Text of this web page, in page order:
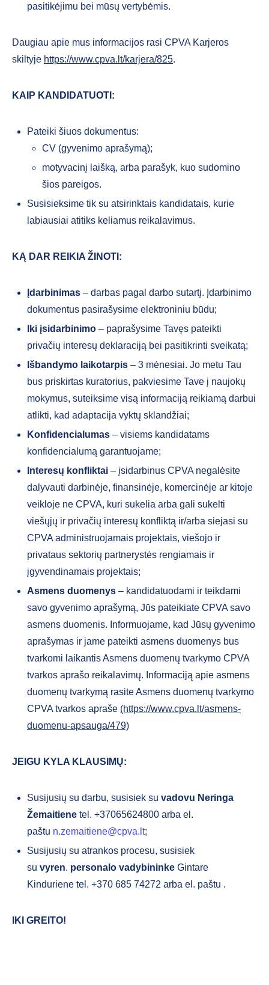
pasitikėjimu bei mūsų vertybėmis.
Daugiau apie mus informacijos rasi CPVA Karjeros
skiltyje https://www.cpva.lt/karjera/825.
KAIP KANDIDATUOTI:
Pateiki šiuos dokumentus:
CV (gyvenimo aprašymą);
motyvacinį laišką, arba parašyk, kuo sudomino
šios pareigos.
Susisieksime tik su atsirinktais kandidatais, kurie
labiausiai atitiks keliamus reikalavimus.
KĄ DAR REIKIA ŽINOTI:
Įdarbinimas – darbas pagal darbo sutartį. Įdarbinimo
dokumentus pasirašysime elektroniniu būdu;
Iki įsidarbinimo – paprašysime Tavęs pateikti
privačių interesų deklaraciją bei pasitikrinti sveikatą;
Išbandymo laikotarpis – 3 mėnesiai. Jo metu Tau
bus priskirtas kuratorius, pakviesime Tave į naujokų
mokymus, suteiksime visą informaciją reikiamą darbui
atlikti, kad adaptacija vyktų sklandžiai;
Konfidencialumas – visiems kandidatams
konfidencialumą garantuojame;
Interesų konfliktai – įsidarbinus CPVA negalėsite
dalyvauti darbinėje, finansinėje, komercinėje ar kitoje
veikloje ne CPVA, kuri sukelia arba gali sukelti
viešųjų ir privačių interesų konfliktą ir/arba siejasi su
CPVA administruojamais projektais, viešojo ir
privataus sektorių partnerystės rengiamais ir
įgyvendinamais projektais;
Asmens duomenys – kandidatuodami ir teikdami
savo gyvenimo aprašymą, Jūs pateikiate CPVA savo
asmens duomenis. Informuojame, kad Jūsų gyvenimo
aprašymas ir jame pateikti asmens duomenys bus
tvarkomi laikantis Asmens duomenų tvarkymo CPVA
tvarkos aprašo reikalavimų. Informaciją apie asmens
duomenų tvarkymą rasite Asmens duomenų tvarkymo
CPVA tvarkos apraše (https://www.cpva.lt/asmens-
duomenu-apsauga/479)
JEIGU KYLA KLAUSIMŲ:
Susijusių su darbu, susisiek su vadovu Neringa
Žemaitiene tel. +37065624800 arba el.
paštu n.zemaitiene@cpva.lt;
Susijusių su atrankos procesu, susisiek
su vyren. personalo vadybininke Gintare
Kinduriene tel. +370 685 74272 arba el. paštu .
IKI GREITO!